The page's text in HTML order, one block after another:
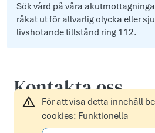
Sök vård på våra
råkat ut för allvarlig olycka eller
livshotande tillstånd ring 112.
Kontakta oss
För att visa detta innehåll
cookies: Funktionella